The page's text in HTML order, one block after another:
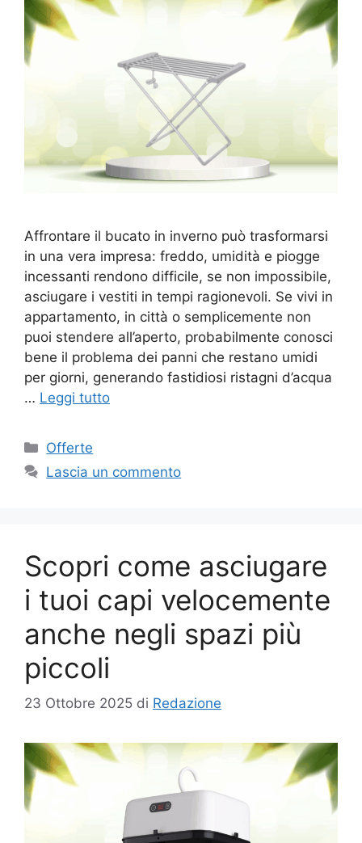
Affrontare il bucato in inverno può trasformarsi
in una vera impresa: freddo, umidità e piogge
incessanti rendono difficile, se non impossibile,
asciugare i vestiti in tempi ragionevoli. Se vivi in
appartamento, in città o semplicemente non
puoi stendere all’aperto, probabilmente conosci
bene il problema dei panni che restano umidi
per giorni, generando fastidiosi ristagni d’acqua
… Leggi tutto
Categorie
Offerte
Lascia un commento
Scopri come asciugare
i tuoi capi velocemente
anche negli spazi più
piccoli
23 Ottobre 2025 di Redazione